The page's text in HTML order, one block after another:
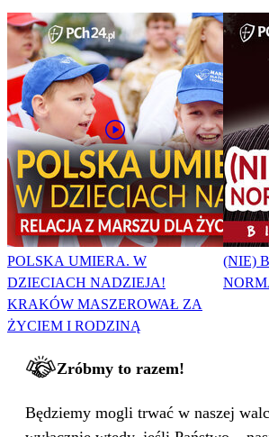
POLSKA UMIERA. W
DZIECIACH NADZIEJA!
KRAKÓW MASZEROWAŁ ZA
ŻYCIEM I RODZINĄ
(NIE)
Zróbmy to razem!
Będziemy mogli trwać w naszej